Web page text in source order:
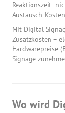
Reaktionszeit-
Austausch-
Mit Digital
Zusatzkosten –
Hardwarepreise
Signage
Wo wird